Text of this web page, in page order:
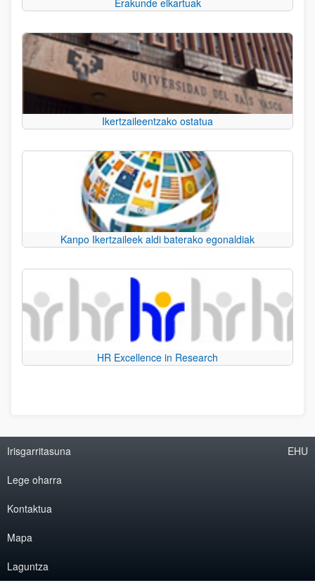
Ikertzaileentzako ostatua
Kanpo Ikertzaileek aldi baterako egonaldiak
HR Excellence in Research
Irisgarritasuna
Lege oharra
Kontaktua
Mapa
Laguntza
EHU